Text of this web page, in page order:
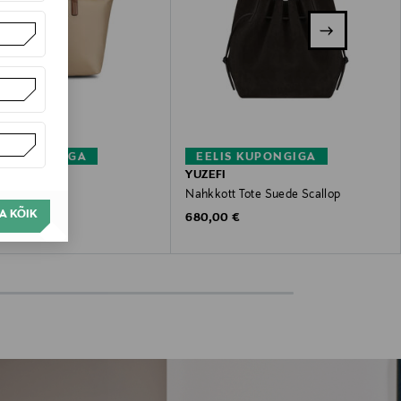
KÕIK
KUPONGIGA
Price
EELIS KUPONGIGA
YUZEFI
Nahkkott Tote Suede Scallop
Original Price
680,00 €